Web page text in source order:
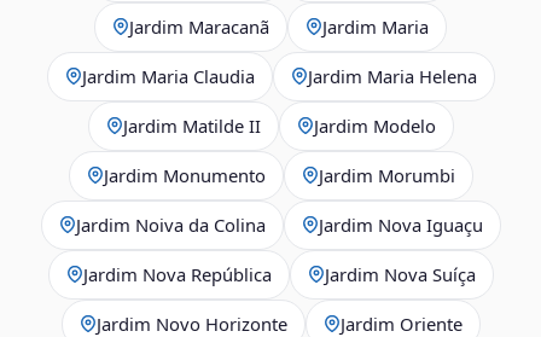
Jardim Maracanã Jardim Maria
Jardim Maria Claudia Jardim Maria Helena
Jardim Matilde II Jardim Modelo
Jardim Monumento Jardim Morumbi
Jardim Noiva da Colina Jardim Nova Iguaçu
Jardim Nova República Jardim Nova Suíça
Jardim Novo Horizonte Jardim Oriente